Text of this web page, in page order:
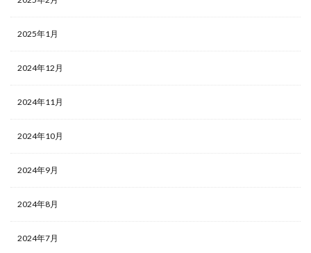
2025年1月
2024年12月
2024年11月
2024年10月
2024年9月
2024年8月
2024年7月